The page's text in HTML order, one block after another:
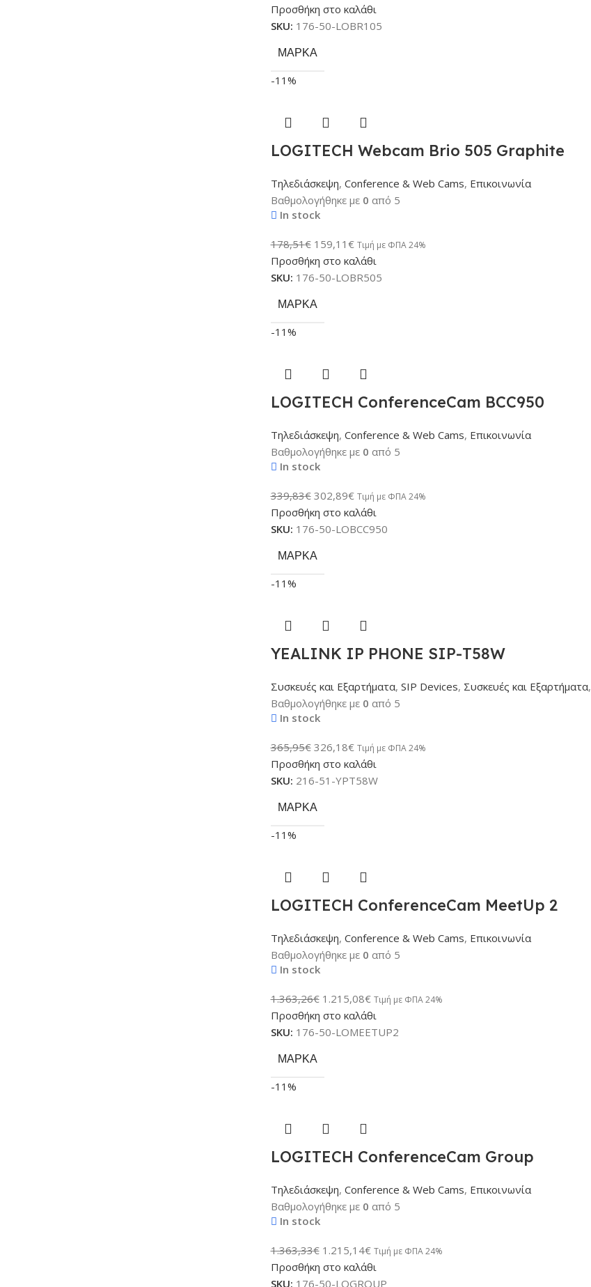
Προσθήκη στο καλάθι
SKU: 176-50-LOBR105
ΜΆΡΚΑ
-11%
LOGITECH Webcam Brio 505 Graphite
Τηλεδιάσκεψη, Conference & Web Cams, Επικοινωνία
Βαθμολογήθηκε με 0 από 5
In stock
178,51€ 159,11 € Τιμή με ΦΠΑ 24%
Προσθήκη στο καλάθι
SKU: 176-50-LOBR505
ΜΆΡΚΑ
-11%
LOGITECH ConferenceCam BCC950
Τηλεδιάσκεψη, Conference & Web Cams, Επικοινωνία
Βαθμολογήθηκε με 0 από 5
In stock
339,83€ 302,89€ Τιμή με ΦΠΑ 24%
Προσθήκη στο καλάθι
SKU: 176-50-LOBCC950
ΜΆΡΚΑ
-11%
YEALINK IP PHONE SIP-T58W
Συσκευές και Εξαρτήματα, SIP Devices, Συσκευές και Εξαρτήματα,
Βαθμολογήθηκε με 0 από 5
In stock
365,95€ 326,18€ Τιμή με ΦΠΑ 24%
Προσθήκη στο καλάθι
SKU: 216-51-YPT58W
ΜΆΡΚΑ
-11%
LOGITECH ConferenceCam MeetUp 2
Τηλεδιάσκεψη, Conference & Web Cams, Επικοινωνία
Βαθμολογήθηκε με 0 από 5
In stock
1.363,26€ 1.215,08€ Τιμή με ΦΠΑ 24%
Προσθήκη στο καλάθι
SKU: 176-50-LOMEETUP2
ΜΆΡΚΑ
-11%
LOGITECH ConferenceCam Group
Τηλεδιάσκεψη, Conference & Web Cams, Επικοινωνία
Βαθμολογήθηκε με 0 από 5
In stock
1.363,33€ 1.215,14€ Τιμή με ΦΠΑ 24%
Προσθήκη στο καλάθι
SKU: 176-50-LOGROUP